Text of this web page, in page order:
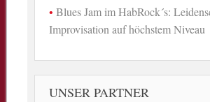
Blues Jam im HabRock´s:
Improvisation auf höchstem Niveau
UNSER PARTNER